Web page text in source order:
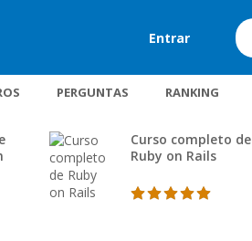
Entrar
PERGUNTAS RANKING
Curso completo de
Ruby on Rails